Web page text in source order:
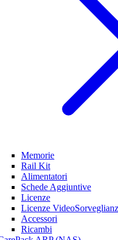
Memorie
Rail Kit
Alimentatori
Schede Aggiuntive
Licenze
Licenze
Accessori
Ricambi